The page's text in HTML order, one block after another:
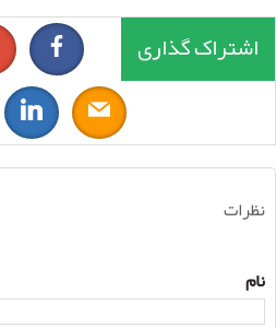
اشتراک گذاری
نظرات
نام